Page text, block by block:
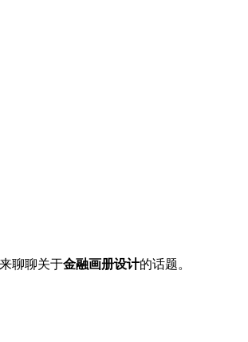
聊聊关于金融画册设计的话题。